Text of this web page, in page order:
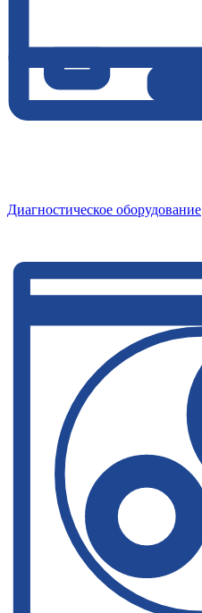
Диагностическое оборудование